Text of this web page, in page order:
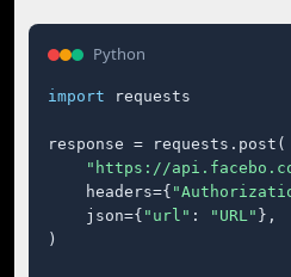
Python
import requests
response = requests.post(
"https://
    headers={
    json={
"url" : "URL" },
)